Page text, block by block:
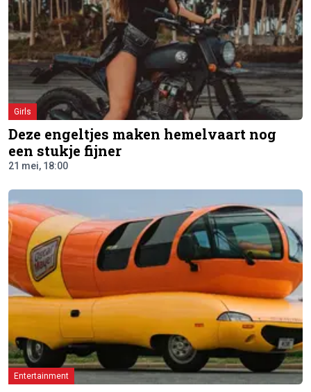
Girls
Deze engeltjes maken hemelvaart nog
een stukje fijner
21 mei, 18:00
Entertainment